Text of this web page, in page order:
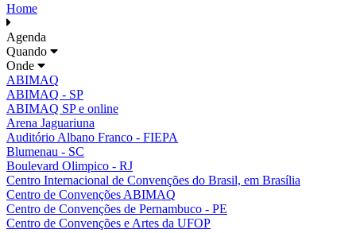
Home
Agenda
Quando
Onde
ABIMAQ
ABIMAQ - SP
ABIMAQ SP e online
Arena Jaguariuna
Auditório Albano Franco - FIEPA
Blumenau - SC
Boulevard Olimpico - RJ
Centro Internacional de Convenções do Brasil, em Brasília
Centro de Convenções ABIMAQ
Centro de Convenções de Pernambuco - PE
Centro de Convenções e Artes da UFOP